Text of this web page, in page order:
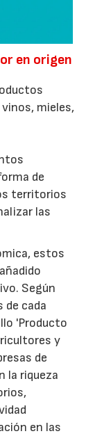
en origen
mieles,
de
territorios
las
estos
Según
de cada
'Producto
y
de
la riqueza
en las